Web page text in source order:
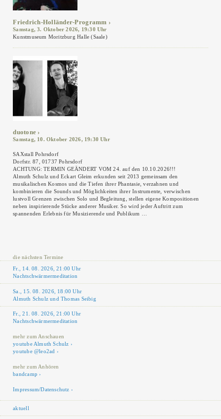
Friedrich-Holländer-Programm
Samstag, 3. Oktober 2026, 19:30 Uhr
Kunstmuseum Moritzburg Halle (Saale)
duotone
Samstag, 10. Oktober 2026, 19:30 Uhr
SAXstall Pohrsdorf
Dorfstr. 87, 01737 Pohrsdorf
ACHTUNG: TERMIN GEÄNDERT VOM 24. auf den 10.10.2026!!!
Almuth Schulz und Eckart Gleim erkunden seit 2013 gemeinsam den
musikalischen Kosmos und die Tiefen ihrer Phantasie, verzahnen und
kombinieren die Sounds und Möglichkeiten ihrer Instrumente, verwischen
lustvoll Grenzen zwischen Solo und Begleitung, stellen eigene Kompositionen
neben inspirierende Stücke anderer Musiker. So wird jeder Auftritt zum
spannenden Erlebnis für Musizierende und Publikum …
die nächsten Termine
Fr., 14. 08. 2026, 21:00 Uhr
Nachtschwärmermeditation
Sa., 15. 08. 2026, 18:00 Uhr
Almuth Schulz und Thomas Seibig
Fr., 21. 08. 2026, 21:00 Uhr
Nachtschwärmermeditation
mehr zum Anschauen
youtube Almuth Schulz
youtube @leo2ad
mehr zum Anhören
bandcamp
Impressum/Datenschutz
aktuell